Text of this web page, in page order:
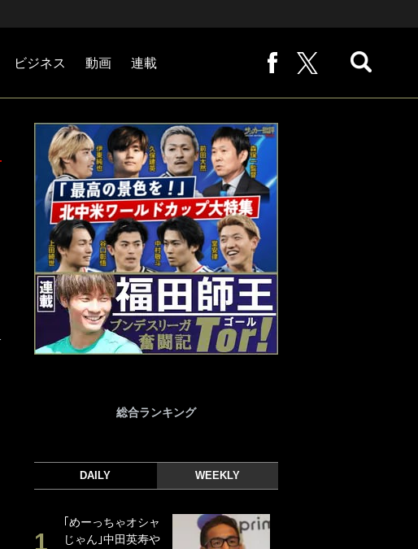
ビジネス 動画 連載
総合ランキング
DAILY WEEKLY
｢めーっちゃオシャ
じゃん｣中田英寿や